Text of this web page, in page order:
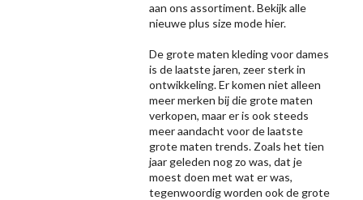
aan ons assortiment. Bekijk alle
nieuweplus size modehier.
De grote maten kleding voor dames
is de laatste jaren, zeer sterk in
ontwikkeling. Er komen niet alleen
meer merken bij die grote maten
verkopen, maar er is ook steeds
meer aandacht voor de laatste
grote maten trends. Zoals het tien
jaar geleden nog zo was, dat je
moest doen met wat er was,
tegenwoordig worden ook de grote